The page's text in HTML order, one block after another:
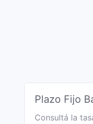
Plazo Fijo
Consultá la